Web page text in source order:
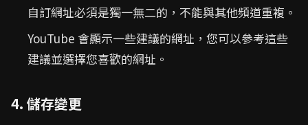
自訂網址必須是獨一無二的，不能與其他頻道重複。
YouTube 會顯示一些建議的網址，您可以參考這些
建議並選擇您喜歡的網址。
4. 儲存變更